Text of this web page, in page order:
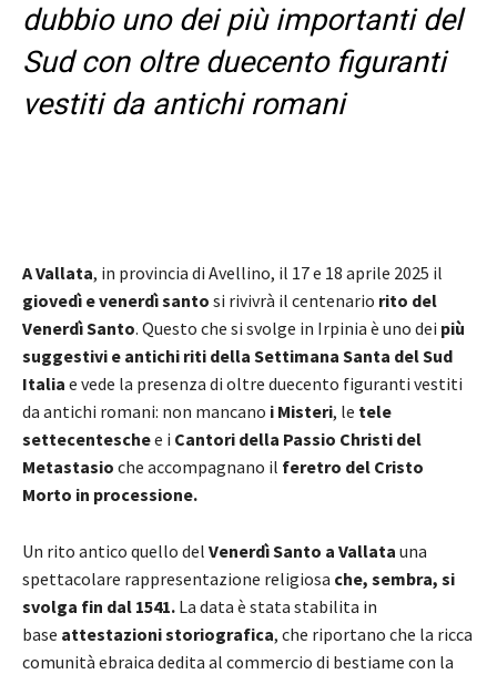
dubbio uno dei più importanti del
Sud con oltre duecento figuranti
vestiti da antichi romani
A Vallata, in provincia di Avellino, il 17 e 18 aprile 2025 il
giovedì e venerdì santo si rivivrà il centenario rito del
Venerdì Santo. Questo che si svolge in Irpinia è uno dei più
suggestivi e antichi riti della Settimana Santa del Sud
Italia e vede la presenza di oltre duecento figuranti vestiti
da antichi romani: non mancano i Misteri, le tele
settecenteschee i Cantori della Passio Christi del
Metastasio che accompagnano il feretro del Cristo
Morto in processione.
Un rito antico quello del Venerdì Santo a Vallata una
spettacolare rappresentazione religiosa che, sembra, si
svolga fin dal 1541. La data è stata stabilita in
base attestazioni storiografica, che riportano che la ricca
comunità ebraica dedita al commercio di bestiame con la